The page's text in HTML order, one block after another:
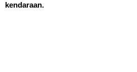
kendaraan.